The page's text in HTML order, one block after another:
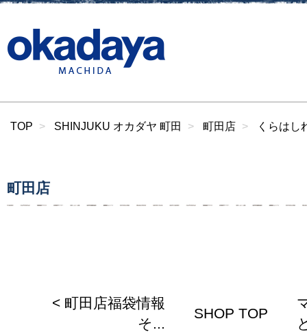
TOP SHINJUKU オカダヤ 町田 町田店 くらはし
町田店
< 町田店福袋情報
そ...
SHOP TOP